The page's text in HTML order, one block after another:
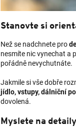
Stanovte si
Než se nadchnete pro
nesmíte nic vynechat a
pořádně nevychutnáte.
Jakmile si vše dobře
jídlo, vstupy, dálniční
dovolená.
Myslete na detaily